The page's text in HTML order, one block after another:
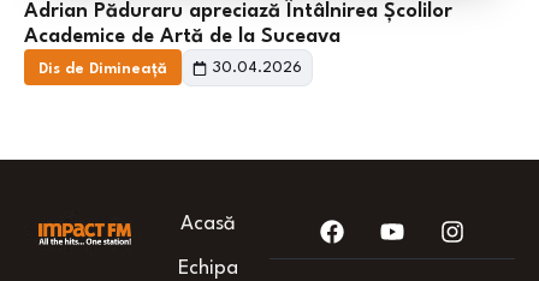
Adrian Păduraru apreciază Întâlnirea Școlilor
Academice de Artă de la Suceava
Dis de Dimineață 30.04.2026
Acasă
Echipa